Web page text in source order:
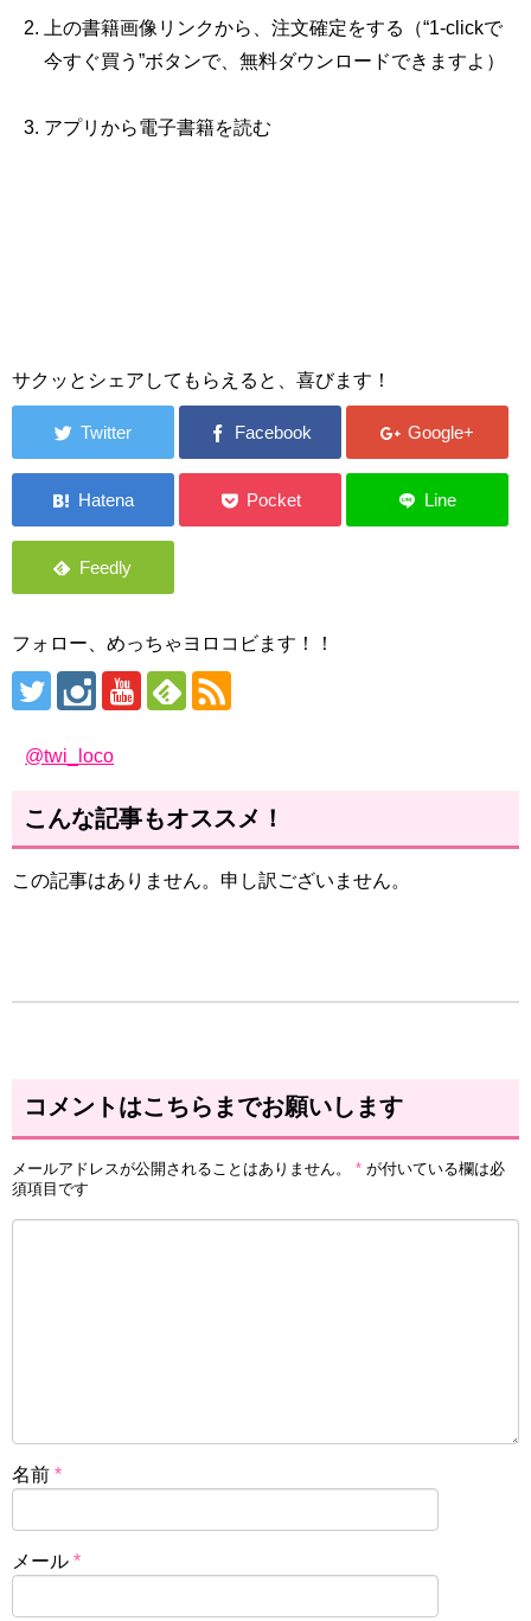
上の書籍画像リンクから、注文確定をする（“1‐clickで
今すぐ買う”ボタンで、無料ダウンロードできますよ）
アプリから電子書籍を読む
サクッとシェアしてもらえると、喜びます！
フォロー、めっちゃヨロコビます！！
@twi_loco
こんな記事もオススメ！
この記事はありません。申し訳ございません。
コメントはこちらまでお願いします
メールアドレスが公開されることはありません。 * が付いている欄は必
須項目です
名前 *
メール *